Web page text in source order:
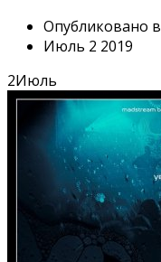
Опубликовано в
Июль 2 2019
2Июль